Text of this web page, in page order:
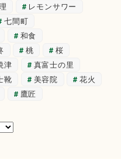
レモンサワー
七間町
和食
桃
桜
津
真富士の里
靴 美容院
花火
鷹匠